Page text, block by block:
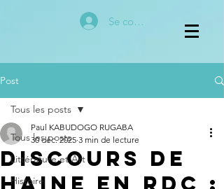
Se connecter
Post
Tous les posts
Littérature et Art
Histoire
Tous les posts
Discours de
haine en RDC :
Paul KABUDOGO RUGABA
30 déc. 2025 3 min de lecture